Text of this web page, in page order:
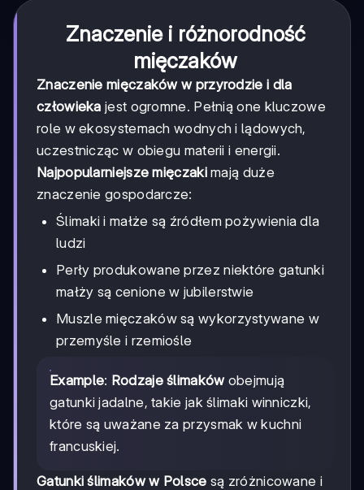
Znaczenie i różnorodność
mięczaków
Znaczenie mięczaków w przyrodzie i dla
człowieka jest ogromne. Pełnią one kluczowe
role w ekosystemach wodnych i lądowych,
uczestnicząc w obiegu materii i energii.
Najpopularniejsze mięczakimają duże
znaczenie gospodarcze:
Ślimaki i małże są źródłem pożywienia dla
ludzi
Perły produkowane przez niektóre gatunki
małży są cenione w jubilerstwie
Muszle mięczaków są wykorzystywane w
przemyśle i rzemiośle
Example: Rodzaje ślimakówobejmują
gatunki jadalne, takie jak ślimaki winniczki,
które są uważane za przysmak w kuchni
francuskiej.
Gatunki ślimaków w Polsce są zróżnicowane i